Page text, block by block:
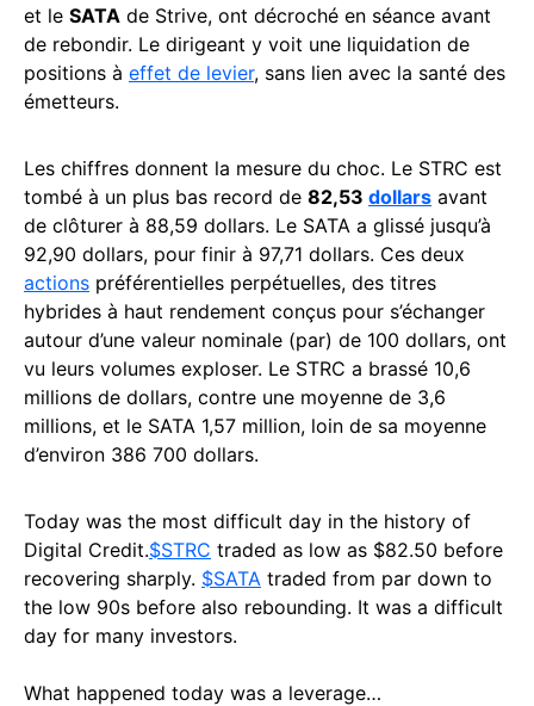
et le SATA de Strive, ont décroché en séance avant
de rebondir. Le dirigeant y voit une liquidation de
positions à effet de levier, sans lien avec la santé des
émetteurs.
Les chiffres donnent la mesure du choc. Le STRC est
tombé à un plus bas record de 82,53 dollars avant
de clôturer à 88,59 dollars. Le SATA a glissé jusqu’à
92,90 dollars, pour finir à 97,71 dollars. Ces deux
actions préférentielles perpétuelles, des titres
hybrides à haut rendement conçus pour s’échanger
autour d’une valeur nominale (par) de 100 dollars, ont
vu leurs volumes exploser. Le STRC a brassé 10,6
millions de dollars, contre une moyenne de 3,6
millions, et le SATA 1,57 million, loin de sa moyenne
d’environ 386 700 dollars.
Today was the most difficult day in the history of
Digital Credit.$STRC traded as low as $82.50 before
recovering sharply. $SATA traded from par down to
the low 90s before also rebounding. It was a difficult
day for many investors.
What happened today was a leverage…